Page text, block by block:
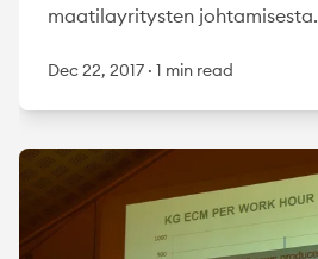
maatilayritysten johtamisesta.
Dec 22, 2017 · 1 min read